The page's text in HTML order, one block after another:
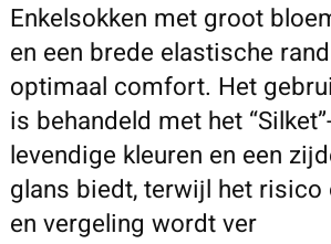
Enkelsokken met groot
en een brede elastische
optimaal comfort. Het
is behandeld met het
levendige kleuren en een
glans biedt, terwijl het
en vergeling wordt ver